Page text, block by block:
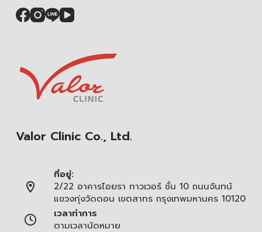
Valor Clinic Co., Ltd.
ที่อยู่:
2/22 อาคารไอยรา ทาวเวอร์ ชั้น 10 ถนนจันทน์
แขวงทุ่งวัดดอน เขตสาทร กรุงเทพมหานคร 10120
เวลาทำการ
ตามเวลานัดหมาย